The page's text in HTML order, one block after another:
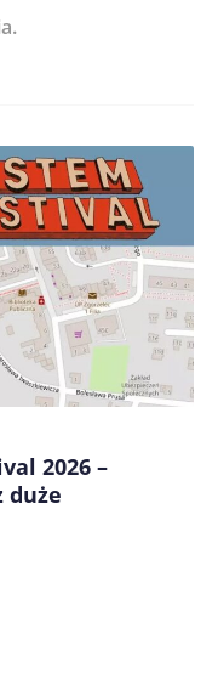
podczas
2026 –
duże